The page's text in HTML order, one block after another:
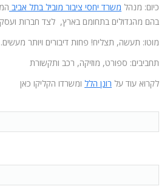
כיום: מנהל משרד יחסי ציבור מוביל בתל אביב
בהם מהגדולים בתחומם בארץ, לצד חברות
מוטו: תעשה, תצליח! פחות דיבורים ויותר
תחביבים: ספורט, מוזיקה, רכב ותקשורת
לקרוא עוד על רונן הלל ומשרדו הקליקו כאן